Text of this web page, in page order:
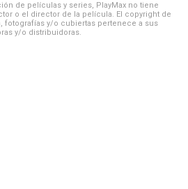
de películas y series, PlayMax no tiene
o el director de la película. El copyright de
fotografías y/o cubiertas pertenece a sus
y/o distribuidoras.